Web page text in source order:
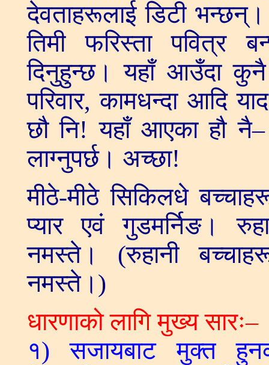
देवताहरूलाई डिटी
तिमी फरिस्ता पवित्र
दिनुहुन्छ। यहाँ आउँदा कुनै
परिवार, कामधन्दा आदि
छौ नि! यहाँ आएका हौ
लाग्नुपर्छ। अच्छा!
मीठे-मीठे सिकिलधे
प्यार एवं गुडमर्निङ।
नमस्ते। (रुहानी
नमस्ते।)
धारणाको लागि मुख्य सारः–
१) सजायबाट मुक्त